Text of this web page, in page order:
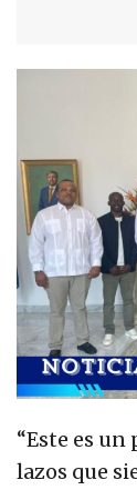
“Este es
lazos que